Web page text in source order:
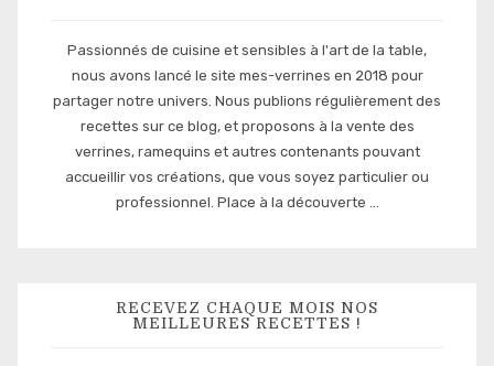
Passionnés de cuisine et sensibles à l'art de la table,
nous avons lancé le site mes-verrines en 2018 pour
partager notre univers. Nous publions régulièrement des
recettes sur ce blog, et proposons à la vente des
verrines, ramequins et autres contenants pouvant
accueillir vos créations, que vous soyez particulier ou
professionnel. Place à la découverte ...
RECEVEZ CHAQUE MOIS NOS
MEILLEURES RECETTES !